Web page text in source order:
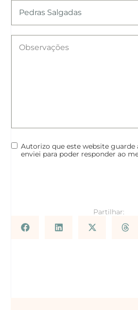
Autorizo que este website guarde
enviei para poder responder ao
Partilhar: